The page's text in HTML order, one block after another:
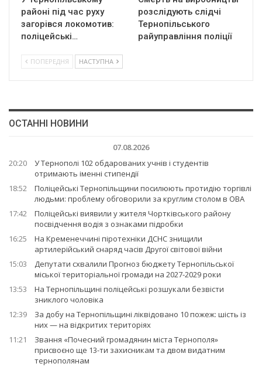
районі під час руху
загорівся локомотив:
поліцейські…
розслідують слідчі
Тернопільського
райуправління поліції
ПОПЕРЕДНЯ НАСТУПНА
ОСТАННІ НОВИНИ
07.08.2026
20:20
У Тернополі 102 обдарованих учнів і студентів
отримають іменні стипендії
18:52
Поліцейські Тернопільщини посилюють протидію торгівлі
людьми: проблему обговорили за круглим столом в ОВА
17:42
Поліцейські виявили у жителя Чортківського району
посвідчення водія з ознаками підробки
16:25
На Кременеччині піротехніки ДСНС знищили
артилерійський снаряд часів Другої світової війни
15:03
Депутати схвалили Прогноз бюджету Тернопільської
міської територіальної громади на 2027-2029 роки
13:53
На Тернопільщині поліцейські розшукали безвісти
зниклого чоловіка
12:39
За добу на Тернопільщині ліквідовано 10 пожеж: шість із
них — на відкритих територіях
11:21
Звання «Почесний громадянин міста Тернополя»
присвоєно ще 13-ти захисникам та двом видатним
тернополянам